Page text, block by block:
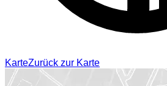
KarteZurück zur Karte